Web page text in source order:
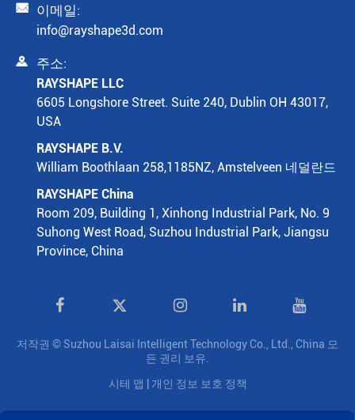
 이메일:
info@rayshape3d.com
 주소:
RAYSHAPE LLC
6605 Longshore Street. Suite 240, Dublin OH 43017,
USA
RAYSHAPE B.V.
William Boothlaan 258,1185NZ, Amstelveen 네덜란드
RAYSHAPE China
Room 209, Building 1, Xinhong Industrial Park, No. 9
Suhong West Road, Suzhou Industrial Park, Jiangsu
Province, China

저작권 © Suzhou Laisai Intelligent Technology Co., Ltd., China 모
든 권리 보유.
시테 맵
개인 정보 보호 정책